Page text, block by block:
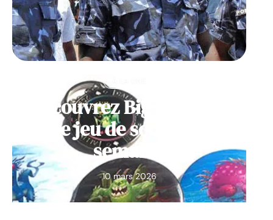
Découvrez Big Monster,
notre jeu de société de la
semaine
10 mars 2026